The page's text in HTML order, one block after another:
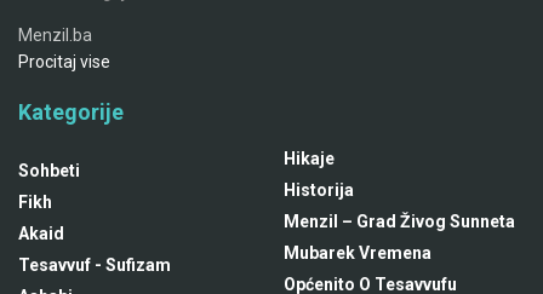
Menzil.ba
Procitaj vise
Kategorije
Sohbeti
Fikh
Akaid
Tesavvuf - Sufizam
Hikaje
Historija
Menzil – Grad Živog Sunneta
Mubarek Vremena
Općenito O Tesavvufu